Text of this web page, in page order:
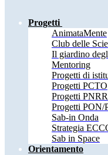
Progetti
AnimataMente
Club delle
Il giardino
Mentoring
Progetti di
Progetti PCTO
Progetti PNRR
Progetti PON/
Sab-in Onda
Strategia
Sab in Space
Orientamento